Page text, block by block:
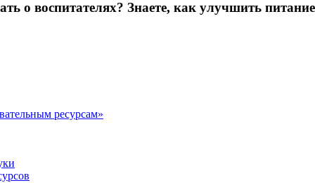
о воспитателях? Знаете, как улучшить
ресурсам»